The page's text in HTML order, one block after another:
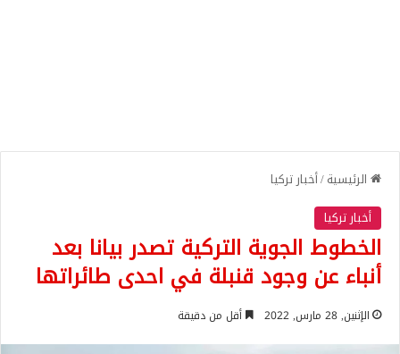
الرئيسية/أخبار تركيا
أخبار تركيا
الخطوط الجوية التركية تصدر بيانا بعد
أنباء عن وجود قنبلة في احدى طائراتها
الإثنين, 28 مارس, 2022 أقل من دقيقة